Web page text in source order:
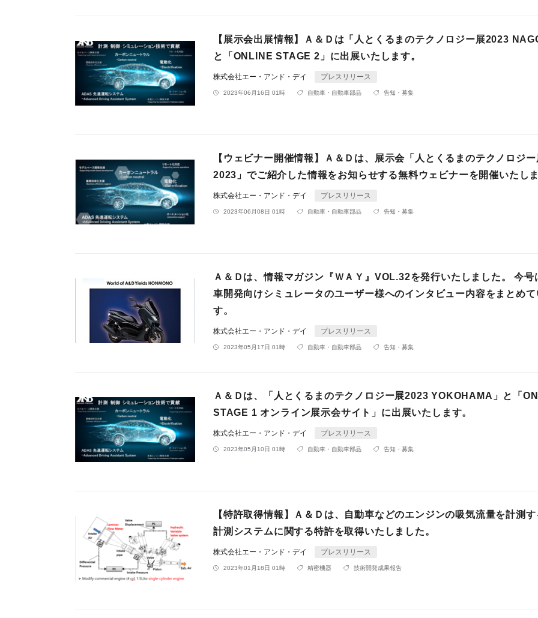
【展示会出展情報】Ａ＆Ｄは「人とくるまのテクノロジー展2023
と「ONLINE STAGE 2」に出展いたします。
株式会社エー・アンド・デイ プレスリリース
2023年06月16日 01時 自動車・自動車部品 告知・募集
【ウェビナー開催情報】Ａ＆Ｄは、展示会「人とくるまのテクノロジー
2023」でご紹介した情報をお知らせする無料ウェビナーを開催いたしま
株式会社エー・アンド・デイ プレスリリース
2023年06月08日 01時 自動車・自動車部品 告知・募集
Ａ＆Ｄは、情報マガジン『ＷＡＹ』VOL.32を発行いたしました。 今号
車開発向けシミュレータのユーザー様へのインタビュー内容をまとめて
す。
株式会社エー・アンド・デイ プレスリリース
2023年05月17日 01時 自動車・自動車部品 告知・募集
Ａ＆Ｄは、「人とくるまのテクノロジー展2023 YOKOHAMA」と「
STAGE 1 オンライン展示会サイト」に出展いたします。
株式会社エー・アンド・デイ プレスリリース
2023年05月10日 01時 自動車・自動車部品 告知・募集
【特許取得情報】Ａ＆Ｄは、自動車などのエンジンの吸気流量を計測
計測システムに関する特許を取得いたしました。
株式会社エー・アンド・デイ プレスリリース
2023年01月18日 01時 精密機器 技術開発成果報告